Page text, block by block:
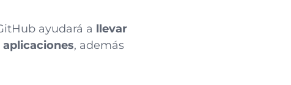
ayudará a llevar
, además